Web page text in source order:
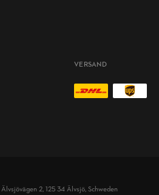
VERSAND
Älvsjövägen 2, 125 34 Älvsjö, Schweden